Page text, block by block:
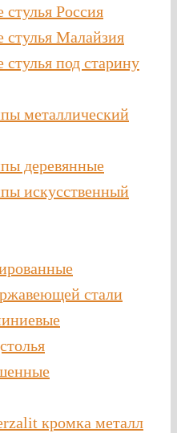
стулья Россия
стулья Малайзия
стулья под старину
металлический
деревянные
искусственный
стали
кромка металл